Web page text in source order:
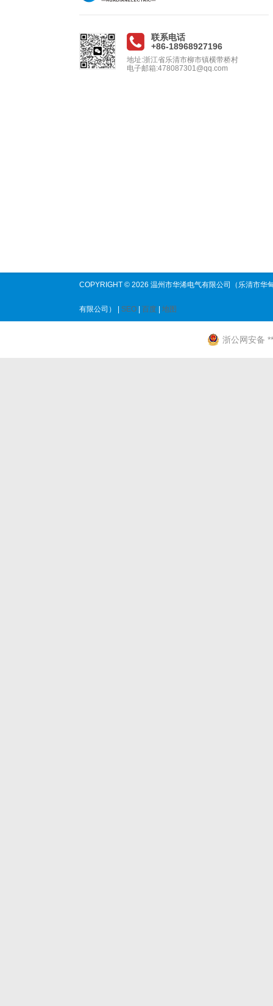
联系电话
+86-18968927196
地址:浙江省乐清市柳市镇横带桥村
电子邮箱:478087301@qq.com
COPYRIGHT © 2026 温州市华浠电气有限公司（乐清市华
有限公司） | SEO 百度 地图
浙公网安备